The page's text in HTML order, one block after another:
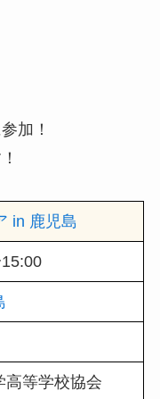
加！
in 鹿児島
高等学校協会